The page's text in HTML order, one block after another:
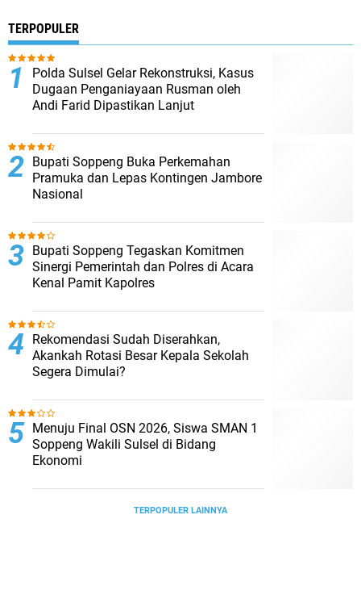
TERPOPULER
Polda Sulsel Gelar Rekonstruksi, Kasus
Dugaan Penganiayaan Rusman oleh
Andi Farid Dipastikan Lanjut
Bupati Soppeng Buka Perkemahan
Pramuka dan Lepas Kontingen Jambore
Nasional
Bupati Soppeng Tegaskan Komitmen
Sinergi Pemerintah dan Polres di Acara
Kenal Pamit Kapolres
Rekomendasi Sudah Diserahkan,
Akankah Rotasi Besar Kepala Sekolah
Segera Dimulai?
Menuju Final OSN 2026, Siswa SMAN 1
Soppeng Wakili Sulsel di Bidang
Ekonomi
TERPOPULER LAINNYA